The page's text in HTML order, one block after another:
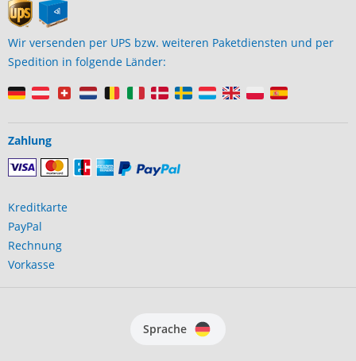
Wir versenden per UPS bzw. weiteren Paketdiensten und per
Spedition in folgende Länder:
Zahlung
Kreditkarte
PayPal
Rechnung
Vorkasse
Sprache